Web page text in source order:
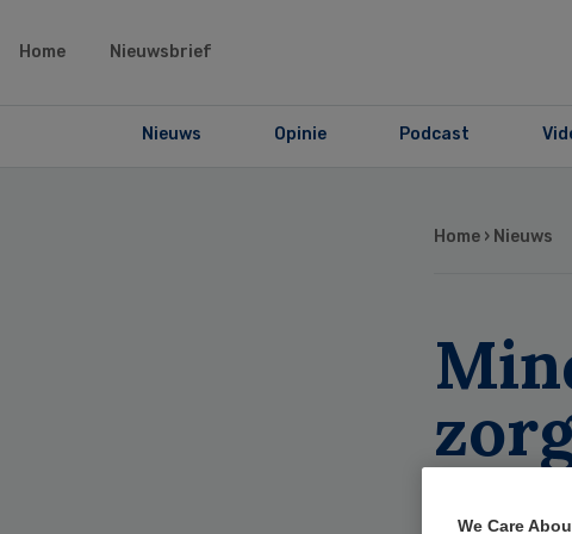
Home Nieuwsbrief
Nieuws Opinie Podcast
Home › Nieuws
in
We Care